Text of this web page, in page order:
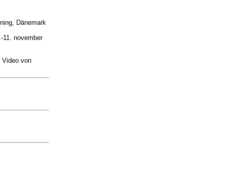
Dänemark
11. november
Video von